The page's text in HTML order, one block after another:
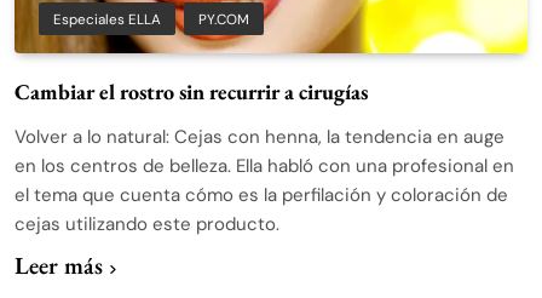
Especiales ELLA PY.COM
Cambiar el rostro sin recurrir a cirugías
Volver a lo natural: Cejas con henna, la tendencia en auge
en los centros de belleza. Ella habló con una profesional en
el tema que cuenta cómo es la perfilación y coloración de
cejas utilizando este producto.
Leer más